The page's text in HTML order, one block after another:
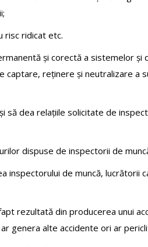
risc ridicat etc.
și corectă a sistemelor
captare, reținere și neutralizare
să dea relațiile solicitate de
dispuse de inspectorii de
inspectorului de muncă, lucrătorii
rezultată din producerea unui
genera alte accidente ori ar